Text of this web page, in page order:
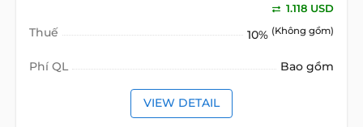
1.118 USD
Thuế 10% (Không gồm)
Phí QL Bao gồm
VIEW DETAIL